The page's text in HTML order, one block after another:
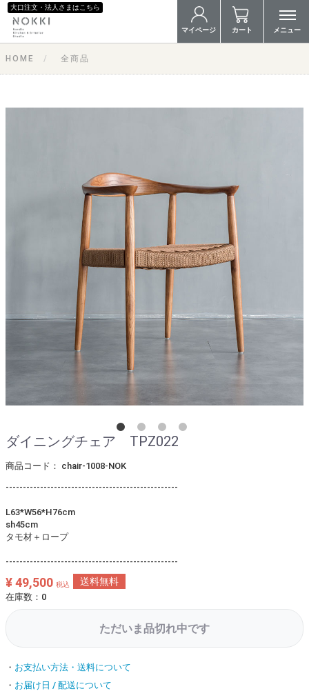
大口注文・法人さまはこちら
マイページ カート メニュー
HOME 全商品
ダイニングチェア TPZ022
商品コード： chair-1008-NOK
--------------------------------------------------
L63*W56*H76cm
sh45cm
タモ材＋ロープ
--------------------------------------------------
¥ 49,500 税込 送料無料
在庫数：0
ただいま品切れ中です
お支払い方法・送料について
お届け日 / 配送について